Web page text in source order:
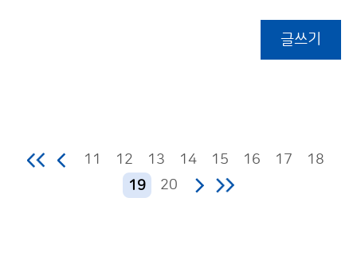
글쓰기
11 12 13 14 15 16 17
18
19
20